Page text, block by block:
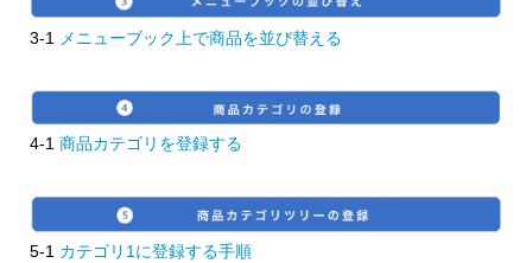
3-1 メニューブック上で商品を並び替える
4-1 商品カテゴリを登録する
5-1 カテゴリ1に登録する手順